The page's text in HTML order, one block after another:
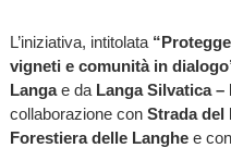
L’iniziativa, intitolata
vigneti e comunità in
Langae da Langa Silvatica –
collaborazione con Strada del
Forestiera delle Langhee